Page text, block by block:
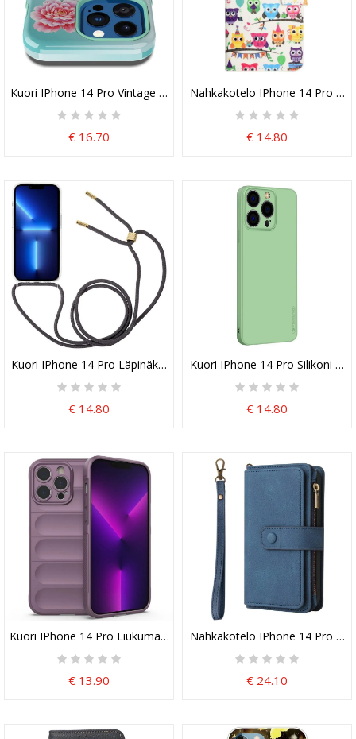
Kuori IPhone 14 Pro Vintage Kukkia
€ 16.70
Nahkakotelo IPhone 14 Pro
€ 14.80
Kuori IPhone 14 Pro Läpinäkyvä Värillisellä Johdolla
€ 14.80
Kuori IPhone 14 Pro Silikoni
€ 14.80
Kuori IPhone 14 Pro Liukumaton
€ 13.90
Nahkakotelo IPhone 14 Pro
€ 24.10